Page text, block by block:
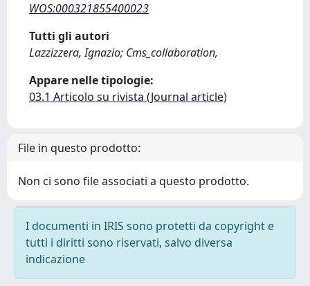
WOS:000321855400023
Tutti gli autori
Lazzizzera, Ignazio; Cms_collaboration,
Appare nelle tipologie:
03.1 Articolo su rivista (Journal article)
File in questo prodotto:
Non ci sono file associati a questo prodotto.
I documenti in IRIS sono protetti da copyright e
tutti i diritti sono riservati, salvo diversa
indicazione